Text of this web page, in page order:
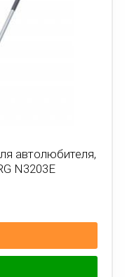
автолюбителя,
N3203E